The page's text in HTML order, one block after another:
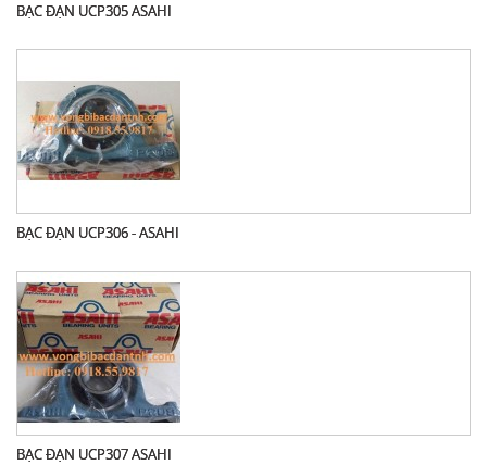
BẠC ĐẠN UCP305 ASAHI
BẠC ĐẠN UCP306 - ASAHI
BẠC ĐẠN UCP307 ASAHI